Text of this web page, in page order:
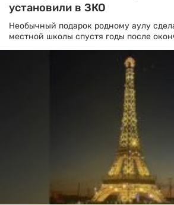
установили в ЗКО
Необычный подарок родному аулу
местной школы спустя годы после